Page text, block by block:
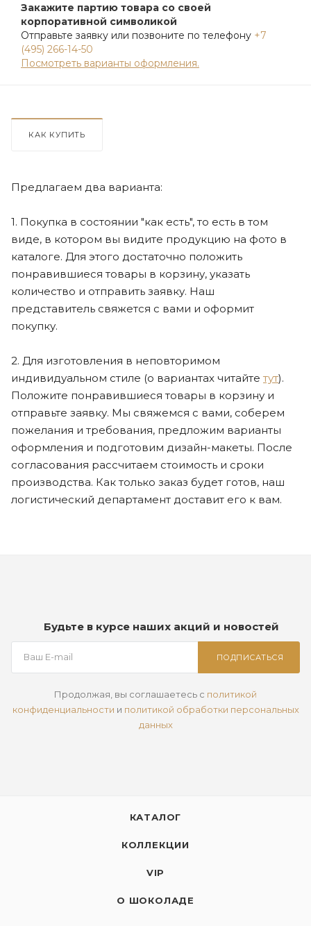
Закажите партию товара со своей
корпоративной символикой
Отправьте заявку или позвоните по телефону +7
(495) 266-14-50
Посмотреть варианты оформления.
КАК КУПИТЬ
Предлагаем два варианта:
1. Покупка в состоянии "как есть", то есть в том
виде, в котором вы видите продукцию на фото в
каталоге. Для этого достаточно положить
понравившиеся товары в корзину, указать
количество и отправить заявку. Наш
представитель свяжется с вами и оформит
покупку.
2. Для изготовления в неповторимом
индивидуальном стиле (о вариантах читайте тут).
Положите понравившиеся товары в корзину и
отправьте заявку. Мы свяжемся с вами, соберем
пожелания и требования, предложим варианты
оформления и подготовим дизайн-макеты. После
согласования рассчитаем стоимость и сроки
производства. Как только заказ будет готов, наш
логистический департамент доставит его к вам.
Будьте в курсе наших акций и новостей
ПОДПИСАТЬСЯ
Продолжая, вы соглашаетесь с политикой
конфиденциальности и политикой обработки персональных
данных
КАТАЛОГ
КОЛЛЕКЦИИ
VIP
О ШОКОЛАДЕ